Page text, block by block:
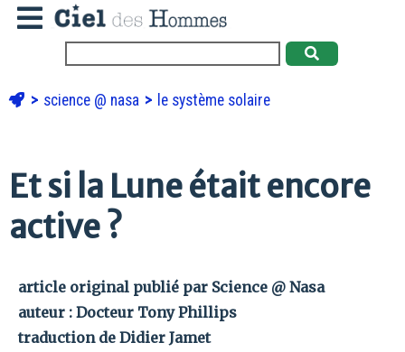
science @ nasa le système solaire
Et si la Lune était encore
active ?
article original publié par Science @ Nasa
auteur : Docteur Tony Phillips
traduction de Didier Jamet